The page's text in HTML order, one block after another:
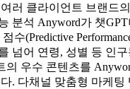
러 클라이언트 브랜
분석 Anyword가 챗
(Predictive
넘어 연령, 성별 등 인
우수 콘텐츠를
. 다채널 맞춤형 마케